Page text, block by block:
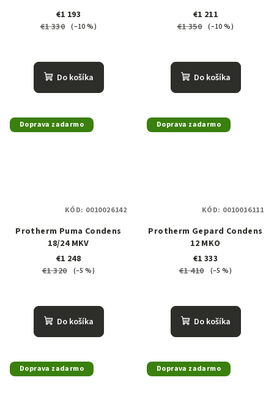
€1 193
€1 330 (–10 %)
Do košíka
€1 211
€1 350 (–10 %)
Do košíka
Doprava zadarmo
Protherm Puma Condens
18/24 MKV
€1 248
€1 320
(–5 %)
Do košíka
KÓD: 0010026142
Doprava zadarmo
Protherm Gepard Condens
12 MKO
€1 333
€1 410
(–5 %)
Do košíka
KÓD: 0010016111
Doprava zadarmo Doprava zadarmo